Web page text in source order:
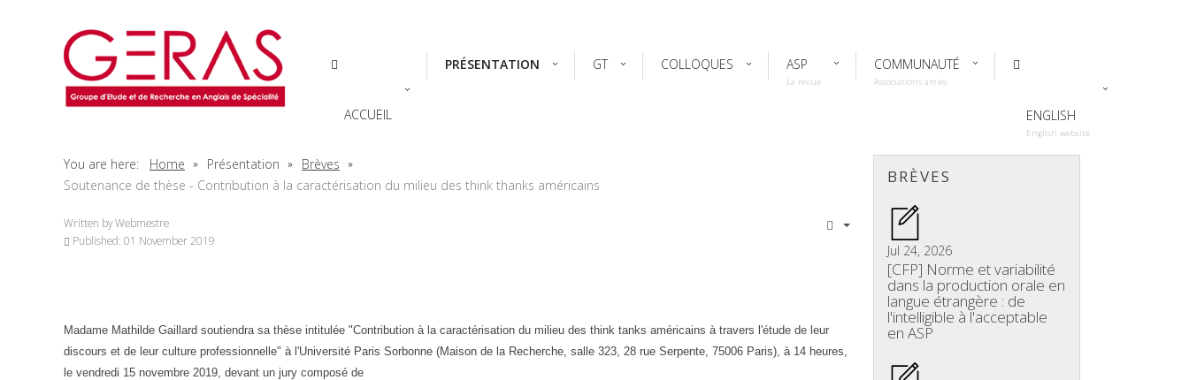
ACCUEIL
PRÉSENTATION GT COLLOQUES ASP
La revue
COMMUNAUTÉ
Associations amies
ENGLISH
English website
You are here: Home Présentation
Brèves
Soutenance de thèse - Contribution à la caractérisation du milieu des think thanks américains
Written byWebmestre
Published: 01 November 2019
Madame Mathilde Gaillard soutiendra sa thèse intitulée "Contribution à la caractérisation du milieu des think tanks américains à travers l'étude de leur
discours et de leur culture professionnelle" à l'Université Paris Sorbonne (Maison de la Recherche, salle 323, 28 rue Serpente, 75006 Paris), à 14 heures,
le vendredi 15 novembre 2019, devant un jury composé de
BRÈVES
Jul 24, 2026
[CFP] Norme et variabilité
dans la production orale en
langue étrangère : de
l'intelligible à l'acceptable
en ASP